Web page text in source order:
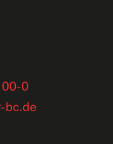
00-0
bc.de